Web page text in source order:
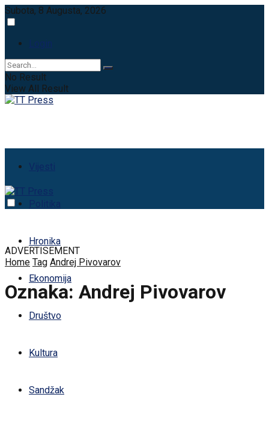
Subota, 8 Augusta, 2026
Login
No Result
View All Result
Vijesti
Politika
Hronika
Ekonomija
Društvo
Kultura
Sandžak
ADVERTISEMENT
Home Tag Andrej Pivovarov
Oznaka: Andrej Pivovarov